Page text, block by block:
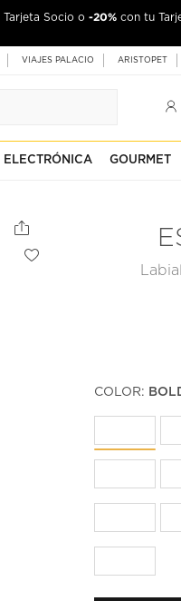
Tarjeta Socio o -20% con tu
VIAJES PALACIO ARISTOPET
ELECTRÓNICA GOURMET
COLOR: